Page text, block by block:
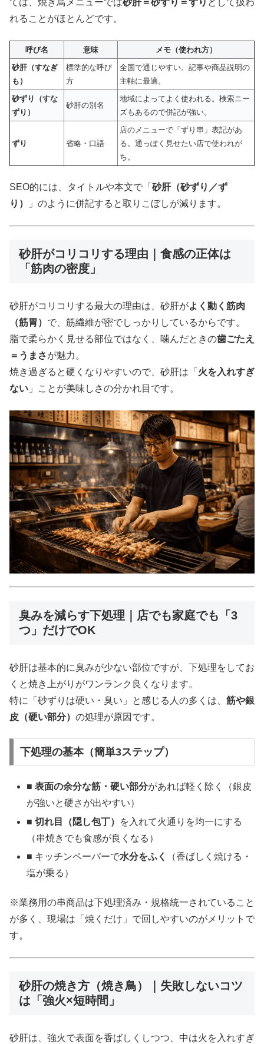
ては、焼き鳥メニューでは砂肝＝砂ずり＝ずり として扱わ
れることがほとんどです。
呼び名 意味
メモ（使われ方）
砂肝（すなぎ
も）
標準的な呼び
方
全国で通じやすい。記事や商品説明の
主軸に最適。
砂ずり（すな
ずり）
砂肝の別名
地域によってよく使われる。検索ニー
ズもあるので併記が強い。
ずり 省略・口語
店のメニューで「ずり串」表記があ
る。通っぽく見せたい店で使われが
ち。
SEO的には、タイトルや本文で「 砂肝（砂ずり／ず
り）
」のように併記すると取りこぼしが減ります。
砂肝がコリコリする理由｜食感の正体は
「筋肉の密度」
砂肝がコリコリする最大の理由は、砂肝がよく動く筋肉
（筋胃） で、筋繊維が密でしっかりしているからです。
脂で柔らかく見せる部位ではなく、噛んだときの歯ごたえ
＝うまさが魅力。
焼き過ぎると硬くなりやすいので、砂肝は「 火を入れすぎ
ない 」ことが美味しさの分かれ目です。
臭みを減らす下処理｜店でも家庭でも「3
つ」だけでOK
砂肝は基本的に臭みが少ない部位ですが、下処理をしてお
くと焼き上がりがワンランク良くなります。
特に「砂ずりは硬い・臭い」と感じる人の多くは、 筋や銀
皮（硬い部分） の処理が原因です。
下処理の基本（簡単3ステップ）
■表面の余分な筋・硬い部分があれば軽く除く（銀皮
が強いと硬さが出やすい）
■切れ目（隠し包丁）
を入れて火通りを均一にする
（串焼きでも食感が良くなる）
■ キッチンペーパーで水分をふく
（香ばしく焼ける・
塩が乗る）
※業務用の串商品は下処理済み・規格統一されていること
が多く、現場は「焼くだけ」で回しやすいのがメリットで
す。
砂肝の焼き方（焼き鳥）｜失敗しないコツ
は「強火×短時間」
砂肝は、強火で表面を香ばしくしつつ、中は火を入れすぎ